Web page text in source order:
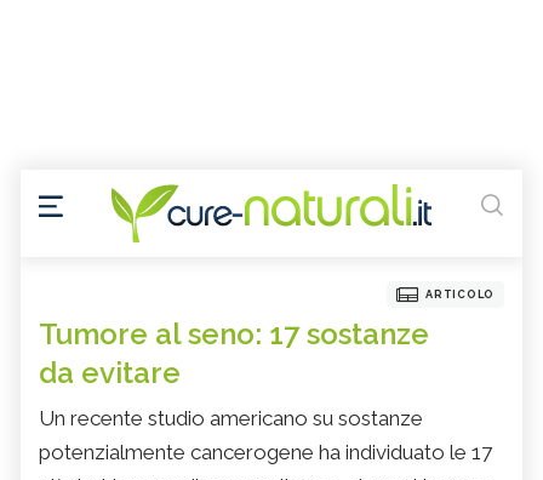
ARTICOLO
Tumore al seno: 17 sostanze
da evitare
Un recente studio americano su sostanze
potenzialmente cancerogene ha individuato le 17